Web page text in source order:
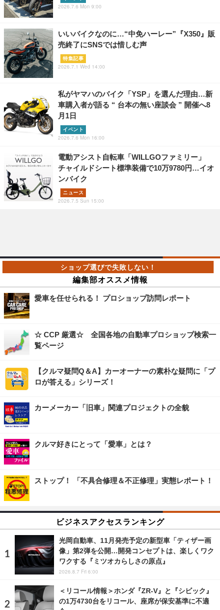
2026.7.6 Mon 9:00
いいバイクなのに…“中免ハーレー”『X350』販
売終了にSNSでは惜しむ声
特集記事
2026.7.1 Wed 14:00
私がヤマハのバイク「YSP」を選んだ理由…新
車購入者が語る “ 台本の無い座談会 ” 開催へ8
月1日
イベント
2026.7.6 Mon 16:00
電動アシスト自転車「WILLGOファミリー」
チャイルドシート標準装備で10万9780円…イオ
ンバイク
ニュース
2026.7.5 Sun 15:00
編集部オススメ情報
愛車を任せられる！ プロショップ訪問レポート
☆ CCP 厳選☆ 全国各地の自動車プロショップ検索一
覧ページ
【クルマ疑問Q＆A】カーオーナーの素朴な疑問に「プ
ロが答える」シリーズ！
カーメーカー「旧車」関連プロジェクトの全貌
クルマ好きにとって「愛車」とは？
ストップ！ 「不具合修理＆不正修理」実態レポート！
ビジネスアクセスランキング
光岡自動車、11月発売予定の新型車「ティザー画
像」第2弾を公開…開発コンセプトは、楽しくワク
ワクする『ミツオカらしさの原点』
2026.8.7 Fri 6:00
＜リコール情報＞ホンダ『ZR-V』と『シビック』
の1万4730台をリコール、座席が保安基準に不適